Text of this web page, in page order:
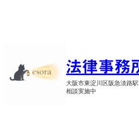
法律事務
大阪市東淀川区阪急淡路
相談実施中